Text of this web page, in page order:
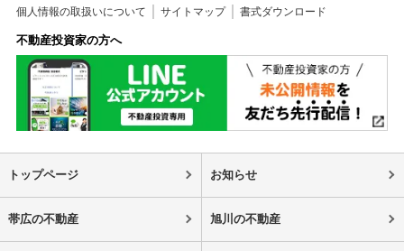
個人情報の取扱いについて
サイトマップ 書式ダウンロード
不動産投資家の方へ
トップページ お知らせ
帯広の不動産 旭川の不動産